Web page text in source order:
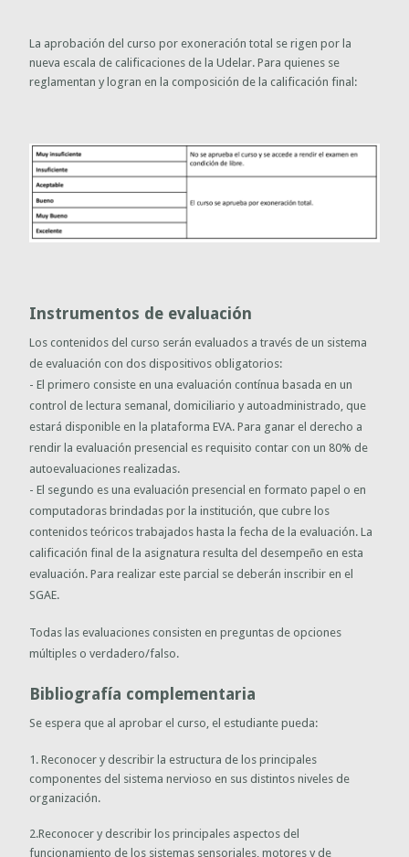
La aprobación del curso por exoneración total se rigen por la
nueva escala de calificaciones de la Udelar. Para quienes se
reglamentan y logran en la composición de la calificación final:
Instrumentos de evaluación
Los contenidos del curso serán evaluados a través de un sistema
de evaluación con dos dispositivos obligatorios:
- El primero consiste en una evaluación contínua basada en un
control de lectura semanal, domiciliario y autoadministrado, que
estará disponible en la plataforma EVA. Para ganar el derecho a
rendir la evaluación presencial es requisito contar con un 80% de
autoevaluaciones realizadas.
-El segundo es una evaluación presencial en formato papel o en
computadoras brindadas por la institución, que cubre los
contenidos teóricos trabajados hasta la fecha de la evaluación. La
calificación final de la asignatura resulta del desempeño en esta
evaluación. Para realizar este parcial se deberán inscribir en el
SGAE.
Todas las evaluaciones consisten en preguntas de opciones
múltiples o verdadero/falso.
Bibliografía complementaria
Se espera que al aprobar el curso, el estudiante pueda:
1. Reconocer y describir la estructura de los principales
componentes del sistema nervioso en sus distintos niveles de
organización.
2.Reconocer y describir los principales aspectos del
funcionamiento de los sistemas sensoriales, motores y de